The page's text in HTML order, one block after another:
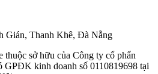
Gián, Thanh Khê, Đà Nẵng
thuộc sở hữu của Công ty cổ phẩn
kinh doanh số 0110819698 tại